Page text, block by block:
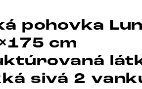
pohovka
cm
sivá 2